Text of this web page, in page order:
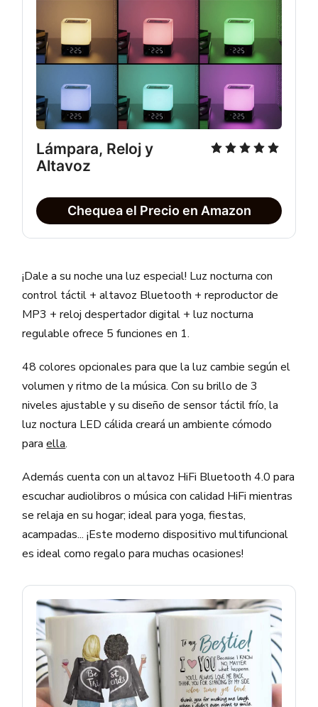
Lámpara, Reloj y
Altavoz
Chequea el Precio en Amazon
¡Dale a su noche una luz especial! Luz nocturna con
control táctil + altavoz Bluetooth + reproductor de
MP3 + reloj despertador digital + luz nocturna
regulable ofrece 5 funciones en 1.
48 colores opcionales para que la luz cambie según el
volumen y ritmo de la música. Con su brillo de 3
niveles ajustable y su diseño de sensor táctil frío, la
luz noctura LED cálida creará un ambiente cómodo
paraella.
Además cuenta con un altavoz HiFi Bluetooth 4.0 para
escuchar audiolibros o música con calidad HiFi mientras
se relaja en su hogar; ideal para yoga, fiestas,
acampadas... ¡Este moderno dispositivo multifuncional
es ideal como regalo para muchas ocasiones!